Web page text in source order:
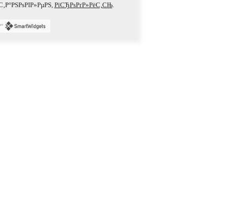
РїСЂРѕРґР»РёС‚СЊ.